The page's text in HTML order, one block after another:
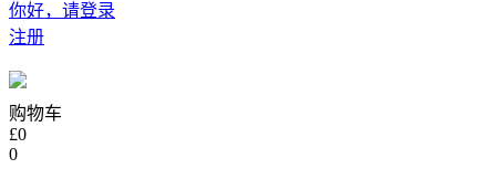
你好，请登录
注册
购物车
£0
0